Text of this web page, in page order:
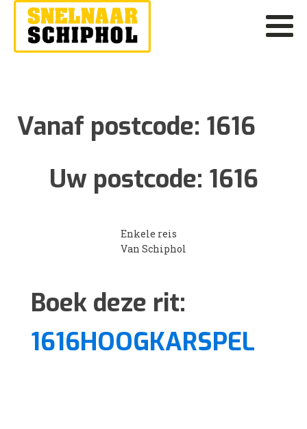
Vanaf postcode: 1616
Uw postcode: 1616
Enkele reis
Van Schiphol
Boek deze rit:
1616HOOGKARSPEL